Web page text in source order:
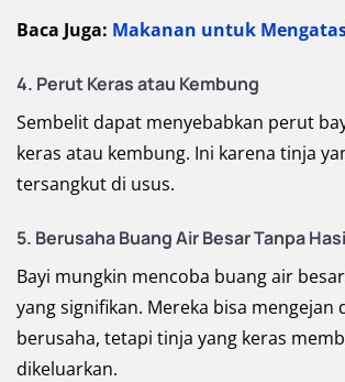
Baca Juga: Makanan untuk
4. Perut Keras atau Kembung
Sembelit dapat menyebabkan perut
keras atau kembung. Ini karena tinja
tersangkut di usus.
5. Berusaha Buang Air Besar Tanpa
Bayi mungkin mencoba buang air
yang signifikan. Mereka bisa mengejan
berusaha, tetapi tinja yang keras
dikeluarkan.